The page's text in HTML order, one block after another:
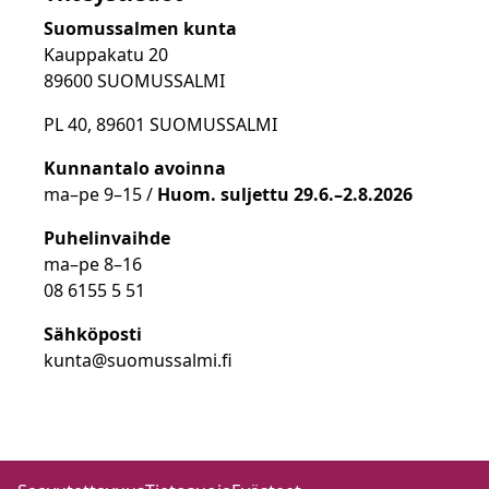
Suomussalmen kunta
Kauppakatu 20
89600 SUOMUSSALMI
PL 40, 89601 SUOMUSSALMI
Kunnantalo avoinna
ma–pe 9–15 / Huom. suljettu 29.6.–2.8.2026
Puhelinvaihde
ma–pe 8–16
08 6155 5 51
Sähköposti
kunta@suomussalmi.fi